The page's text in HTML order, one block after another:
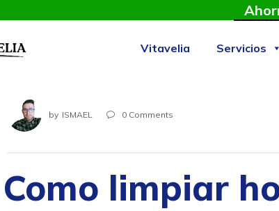
Vitavelia Servicios
by ISMAEL  0 Comments
Como limpiar